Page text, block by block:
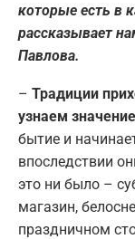
которые есть в
рассказывает
Павлова.
– Традиции
узнаем
бытие и
впоследствии
это ни было –
магазин,
праздничном